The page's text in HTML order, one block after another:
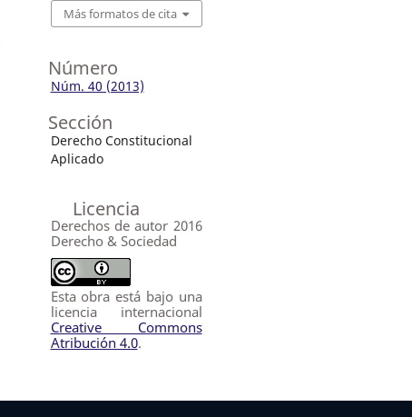
Más formatos de cita
Número
Núm. 40 (2013)
Sección
Derecho Constitucional
Aplicado
Licencia
Derechos de autor 2016
Derecho & Sociedad
Esta obra está bajo una
licencia internacional
Creative Commons
Atribución 4.0.